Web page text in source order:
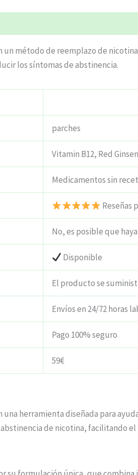
método de reemplazo de
los síntomas de abstinencia.
parches
Vitamin B12, Red
Medicamentos sin
Reseñas
No, es posible que
Disponible
El producto se
Envíos en 24/72 horas
Pago 100% seguro
59€
herramienta diseñada para
de nicotina, facilitando